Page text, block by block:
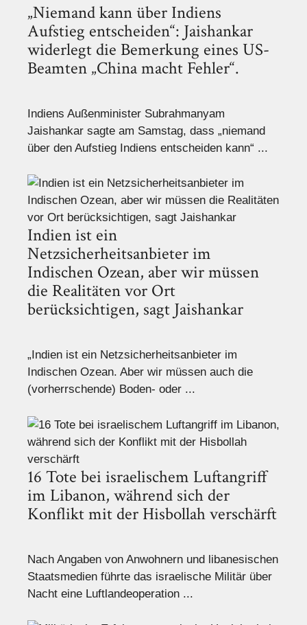
„Niemand kann über Indiens
Aufstieg entscheiden“: Jaishankar
widerlegt die Bemerkung eines US-
Beamten „China macht Fehler“.
Indiens Außenminister Subrahmanyam
Jaishankar sagte am Samstag, dass „niemand
über den Aufstieg Indiens entscheiden kann“ ...
Indien ist ein
Netzsicherheitsanbieter im
Indischen Ozean, aber wir müssen
die Realitäten vor Ort
berücksichtigen, sagt Jaishankar
„Indien ist ein Netzsicherheitsanbieter im
Indischen Ozean. Aber wir müssen auch die
(vorherrschende) Boden- oder ...
16 Tote bei israelischem Luftangriff
im Libanon, während sich der
Konflikt mit der Hisbollah verschärft
Nach Angaben von Anwohnern und libanesischen
Staatsmedien führte das israelische Militär über
Nacht eine Luftlandeoperation ...